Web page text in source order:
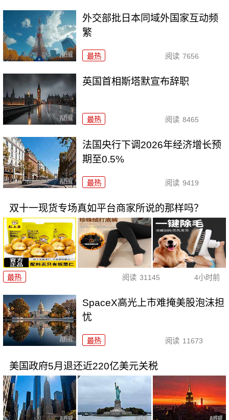
外交部批日本同域外国家互动频
繁
最热 阅读 7656
英国首相斯塔默宣布辞职
最热 阅读 8465
法国央行下调2026年经济增长预
期至0.5%
最热 阅读 9419
双十一现货专场真如平台商家所说的那样吗？
最热 阅读 31145 4小时前
SpaceX高光上市难掩美股泡沫担
忧
最热 阅读 11673
美国政府5月退还近220亿美元关税